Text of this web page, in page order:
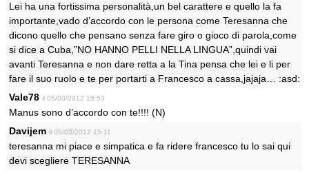
Lei ha una fortissima personalità,un bel carattere e quello la fa
importante,vado d’accordo con le persona come Teresanna che
dicono quello che pensano senza fare giro o gioco di parola,come
si dice a Cuba,”NO HANNO PELLI NELLA LINGUA”,quindi vai
avanti Teresanna e non dare retta a la Tina pensa che lei e li per
fare il suo ruolo e te per portarti a Francesco a cassa,jajaja… :asd:
Vale78 il 05/03/2012 15:53
Manus sono d’accordo con te!!!! (N)
Davijem il 05/03/2012 15:11
teresanna mi piace e simpatica e fa ridere francesco tu lo sai qui
devi scegliere TERESANNA